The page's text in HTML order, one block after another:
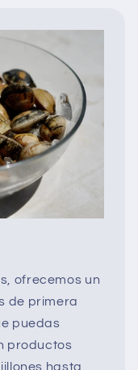
ofrecemos un
de primera
puedas
productos
hasta